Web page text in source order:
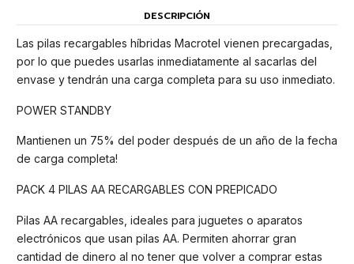
DESCRIPCIÓN
Las pilas recargables híbridas Macrotel vienen precargadas,
por lo que puedes usarlas inmediatamente al sacarlas del
envase y tendrán una carga completa para su uso inmediato.
POWER STANDBY
Mantienen un 75% del poder después de un año de la fecha
de carga completa!
PACK 4 PILAS AA RECARGABLES CON PREPICADO
Pilas AA recargables, ideales para juguetes o aparatos
electrónicos que usan pilas AA. Permiten ahorrar gran
cantidad de dinero al no tener que volver a comprar estas